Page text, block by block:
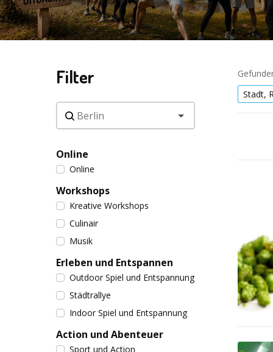
Filter
Online
Online
Workshops
Kreative Workshops
Culinair
Musik
Erleben und Entspannen
Outdoor Spiel und Entspannung
Städtrallye
Indoor Spiel und Entspannung
Action und Abenteuer
Sport und Action
Stadt,